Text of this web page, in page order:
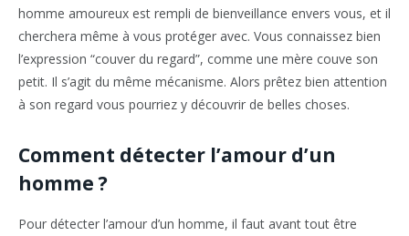
homme amoureux est rempli de bienveillance envers vous, et il
cherchera même à vous protéger avec. Vous connaissez bien
l’expression “couver du regard”, comme une mère couve son
petit. Il s’agit du même mécanisme. Alors prêtez bien attention
à son regard vous pourriez y découvrir de belles choses.
Comment détecter l’amour d’un
homme ?
Pour détecter l’amour d’un homme, il faut avant tout être